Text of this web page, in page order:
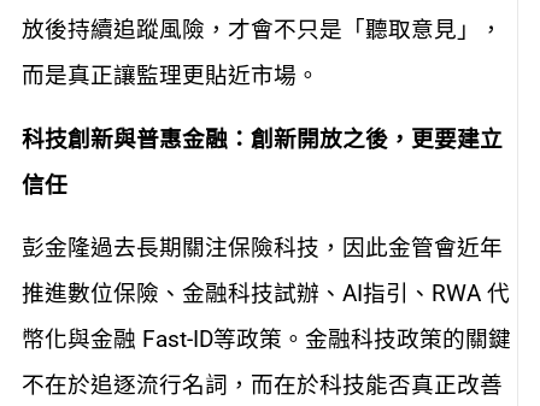
放後持續追蹤風險，才會不只是「聽取意見」，
而是真正讓監理更貼近市場。
科技創新與普惠金融：創新開放之後，更要建立
信任
彭金隆過去長期關注保險科技，因此金管會近年
推進數位保險、金融科技試辦、AI指引、RWA 代
幣化與金融 Fast-ID等政策。金融科技政策的關鍵
不在於追逐流行名詞，而在於科技能否真正改善